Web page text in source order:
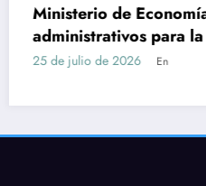
y Finanzas convoca a
la Dirección Nacional